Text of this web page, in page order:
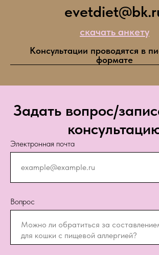
скачать анкету
Консультации проводятся в
формате
Задать вопрос/
Электронная почта
Вопрос